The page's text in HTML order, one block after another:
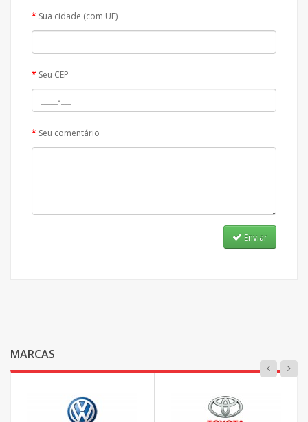
Sua cidade (com UF)
Seu CEP
Seu comentário
Enviar
MARCAS